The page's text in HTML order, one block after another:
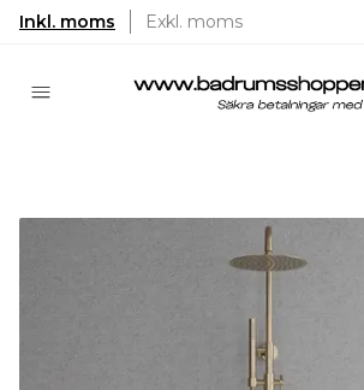
Inkl. moms Exkl. moms